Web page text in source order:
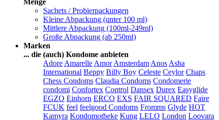
Menge
Sachets / Probierpackungen
Kleine Abpackung (unter 100 ml)
Mittlere Abpackung (100ml-249ml)
Große Abpackung (ab 250ml)
Marken
... die (auch) Kondome anbieten
Adore Amarelle Amor Amsterdam Anos Asha
International Beppy Billy Boy Celeste Ceylor Chaps
Chess Condoms Claudia Condoms Condomerie
condomi Confortex Control Dansex Durex Easyglide
EGZO Einhorn ERCO EXS FAIR SQUARED Faire
FCUK feel feelgood Condoms Fromms Glyde HOT
Kamyra Kondomotheke Kung LELO London Loovara